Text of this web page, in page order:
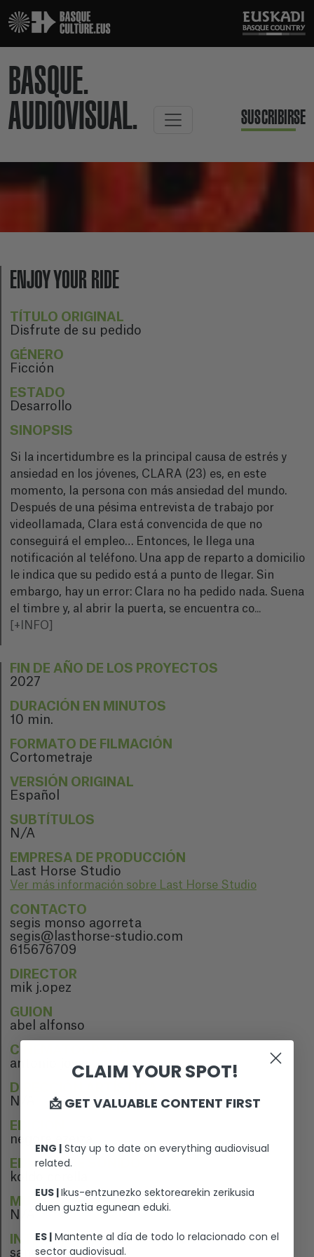
BASQUE.
AUDIOVISUAL.
SUSCRIBIRSE
ENJOY YOUR RIDE
TÍTULO ORIGINAL
Disfrute de su pedido
GÉNERO
Ficción
ESTADO
Desarrollo
SINOPSIS
Si la incertidumbre es la principal causa de estrés y
ansiedad en los jóvenes, CLARA (23) es, en este
momento, la persona con más ansiedad del mundo.
Después de una pésima entrevista de trabajo por
videollamada, Clara está convencida de que no
conseguirá el empleo… Entonces, le llega una
notificación al teléfono. Una app de reparto a domicilio
le indica que su pedido está a punto de llegar. Sin
embargo, hay un error: Clara no ha pedido nada. Suena
el timbre y, al abrir la puerta, se encuentra co...
[+INFO]
FIN DE AÑO DE LOS PROYECTOS
2027
DURACIÓN EN MINUTOS
10 min.
FORMATO DE FILMACIÓN
Cortometraje
VERSIÓN ORIGINAL
Español
SUBTÍTULOS
N/A
EMPRESA DE PRODUCCIÓN
Last Horse Studio
Ver más información sobre Last Horse Studio
CONTACTO
segis monso agorreta
segis@lasthorse-studio.com
615676709
DIRECTOR
mik j.opez
GUION
abel alfonso
CINEMATOGRAFÍA
antonio jover
DIRECCIÓN ARTÍSTICA
N/A
EDICIÓN
negore ezeiza
EDICIÓN DE SONIDO
koldo corella
MÚSICA
N/A
INTÉRPRETES
sandra escacena
CLAIM YOUR SPOT!
📩 GET VALUABLE CONTENT FIRST
ENG | Stay up to date on everything audiovisual
related.
EUS |Ikus-entzunezko sektorearekin zerikusia
duen guztia egunean eduki.
ES | Mantente al día de todo lo relacionado con el
sector audiovisual.